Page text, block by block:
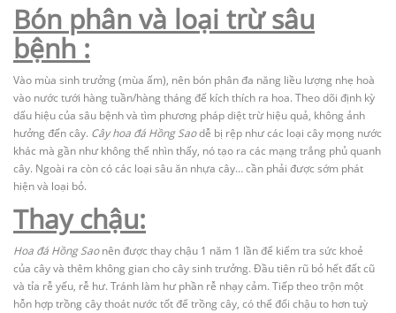
Bón phân và loại trừ sâu
bệnh :
Vào mùa sinh trưởng (mùa ấm), nên bón phân đa năng liều lượng nhẹ hoà
vào nước tưới hàng tuần/hàng tháng để kích thích ra hoa. Theo dõi định kỳ
dấu hiệu của sâu bệnh và tìm phương pháp diệt trừ hiệu quả, không ảnh
hưởng đến cây. Câyhoa đá Hồng Saodễ bị rệp như các loại cây mọng nước
khác mà gần như không thể nhìn thấy, nó tạo ra các mạng trắng phủ quanh
cây. Ngoài ra còn có các loại sâu ăn nhựa cây… cần phải được sớm phát
hiện và loại bỏ.
Thay chậu:
Hoa đá Hồng Saonên được thay chậu 1 năm 1 lần để kiểm tra sức khoẻ
của cây và thêm không gian cho cây sinh trưởng. Đầu tiên rũ bỏ hết đất cũ
và tỉa rễ yếu, rễ hư. Tránh làm hư phần rễ nhạy cảm. Tiếp theo trộn một
hỗn hợp trồng cây thoát nước tốt để trồng cây, có thể đổi chậu to hơn tuỳ